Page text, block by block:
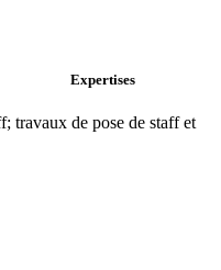
Expertises
travaux de pose de staff et